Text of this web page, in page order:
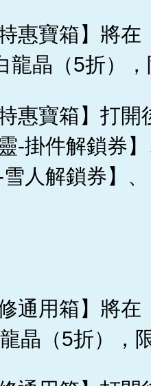
特惠寶箱】將
龍晶（5折）
特惠寶箱】打
-掛件解鎖券
人解鎖券】
修通用箱】將
晶（5折），